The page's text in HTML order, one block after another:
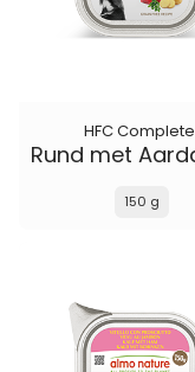
HFC Complete
150 g